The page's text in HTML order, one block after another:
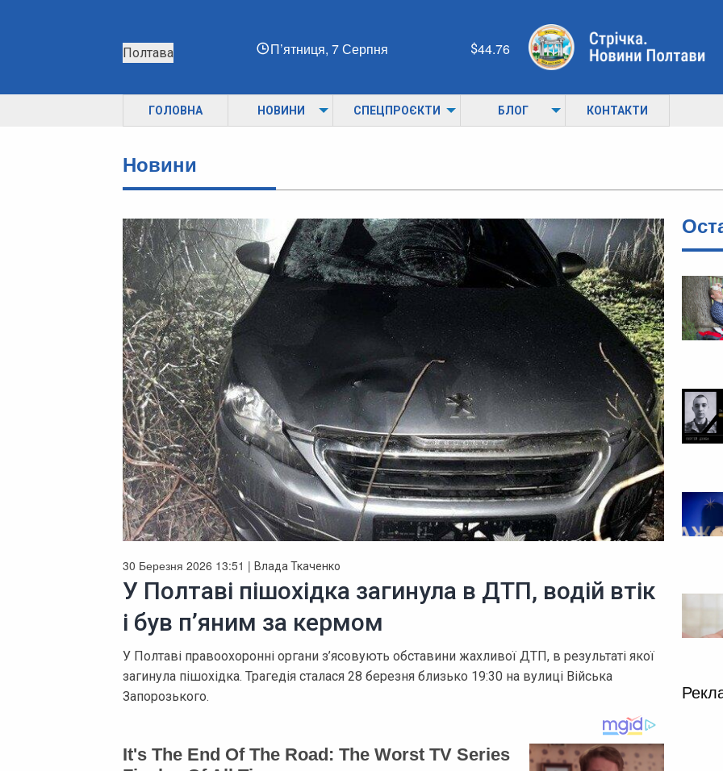
Полтава П’ятниця, 7 Серпня 44.76
ГОЛОВНА НОВИНИ СПЕЦПРОЄКТИ БЛОГ КОНТАКТИ
Новини
30 Березня 2026 13:51 | Влада Ткаченко
У Полтаві пішохідка загинула в ДТП, водій втік
і був п’яним за кермом
У Полтаві правоохоронні органи з’ясовують обставини жахливої ДТП, в результаті якої
загинула пішохідка. Трагедія сталася 28 березня близько 19:30 на вулиці Війська
Запорозького.